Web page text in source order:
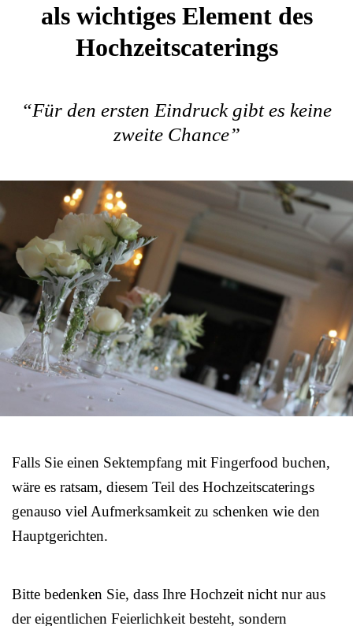
als wichtiges Element des
Hochzeitscaterings
“Für den ersten Eindruck gibt es keine
zweite Chance”
Falls Sie einen Sektempfang mit Fingerfood buchen,
wäre es ratsam, diesem Teil des Hochzeitscaterings
genauso viel Aufmerksamkeit zu schenken wie den
Hauptgerichten.
Bitte bedenken Sie, dass Ihre Hochzeit nicht nur aus
der eigentlichen Feierlichkeit besteht, sondern